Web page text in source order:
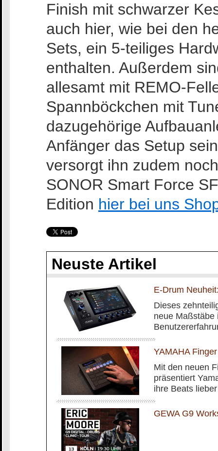
Finish mit schwarzer
auch hier, wie bei den
Sets, ein 5-teiliges
enthalten. Außerdem
allesamt mit REMO-
Spannböckchen mit
dazugehörige
Anfänger das Setup
versorgt ihn zudem
SONOR Smart Force
Edition hier bei uns
Neuste Artikel
E-Drum
Dieses
neue Maßstäbe
YAMAHA
Mit den neuen
präsentiert
ihre Beats
GEWA G9